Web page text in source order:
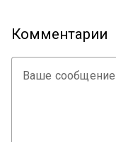
Комментарии
Ваше сообщение